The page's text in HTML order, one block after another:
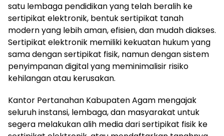
satu lembaga pendidikan yang telah beralih ke
sertipikat elektronik, bentuk sertipikat tanah
modern yang lebih aman, efisien, dan mudah diakses.
Sertipikat elektronik memiliki kekuatan hukum yang
sama dengan sertipikat fisik, namun dengan sistem
penyimpanan digital yang meminimalisir risiko
kehilangan atau kerusakan.
Kantor Pertanahan Kabupaten Agam mengajak
seluruh instansi, lembaga, dan masyarakat untuk
segera melakukan alih media dari sertipikat fisik ke